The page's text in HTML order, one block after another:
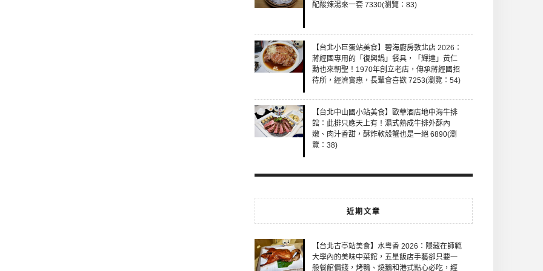
配酸辣湯來一套 7330(瀏覽：83)
【台北小巨蛋站美食】碧海廚房敦北店 2026：
蔣經國專用的「復興鍋」餐具，「輝達」黃仁
勳也來朝聖！1970年創立老店，傳承蔣經國招
待所，經濟實惠，長輩會喜歡 7253(瀏覽：54)
【台北中山國小站美食】歐華酒店地中海牛排
館：此排只應天上有！濕式熟成牛排外酥內
嫩、肉汁香甜，酥炸軟殼蟹也是一絕 6890(瀏
覽：38)
近期文章
【台北古亭站美食】水粵香 2026：隱藏在師範
大學內的美味中菜館，五星飯店手藝卻只要一
般餐館價錢，烤鴨、燒鵝和港式點心必吃，經